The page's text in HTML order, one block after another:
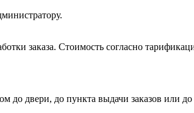
заказа. Стоимость согласно
до двери, до пункта выдачи заказов или до